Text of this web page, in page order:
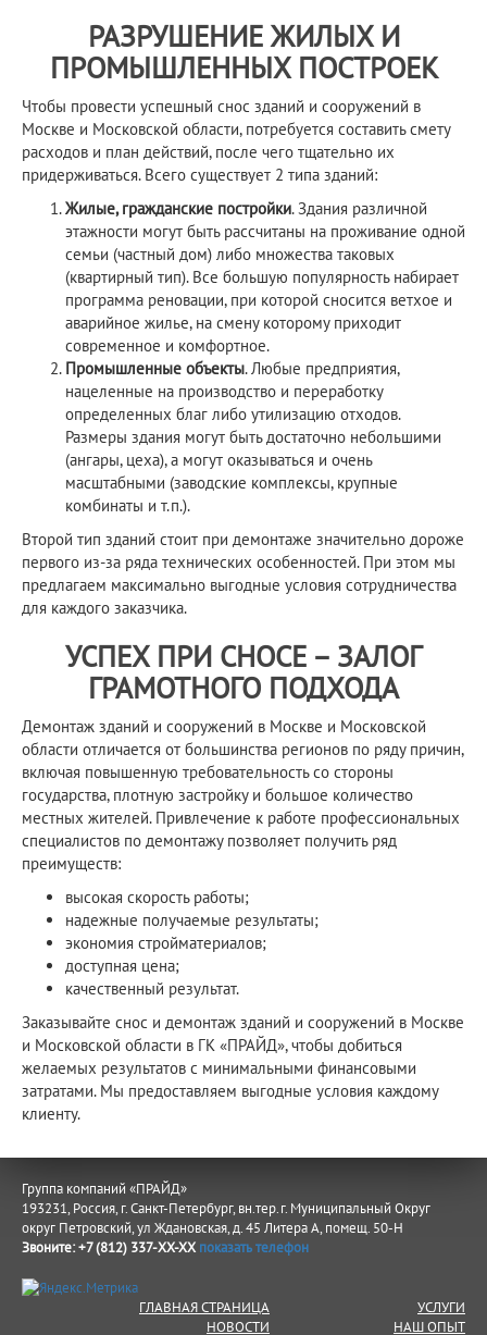
РАЗРУШЕНИЕ ЖИЛЫХ И
ПРОМЫШЛЕННЫХ ПОСТРОЕК
Чтобы провести успешный снос зданий и сооружений в
Москве и Московской области, потребуется составить смету
расходов и план действий, после чего тщательно их
придерживаться. Всего существует 2 типа зданий:
Жилые, гражданские постройки. Здания различной
этажности могут быть рассчитаны на проживание одной
семьи (частный дом) либо множества таковых
(квартирный тип). Все большую популярность набирает
программа реновации, при которой сносится ветхое и
аварийное жилье, на смену которому приходит
современное и комфортное.
Промышленные объекты. Любые предприятия,
нацеленные на производство и переработку
определенных благ либо утилизацию отходов.
Размеры здания могут быть достаточно небольшими
(ангары, цеха), а могут оказываться и очень
масштабными (заводские комплексы, крупные
комбинаты и т.п.).
Второй тип зданий стоит при демонтаже значительно дороже
первого из-за ряда технических особенностей. При этом мы
предлагаем максимально выгодные условия сотрудничества
для каждого заказчика.
УСПЕХ ПРИ СНОСЕ – ЗАЛОГ
ГРАМОТНОГО ПОДХОДА
Демонтаж зданий и сооружений в Москве и Московской
области отличается от большинства регионов по ряду причин,
включая повышенную требовательность со стороны
государства, плотную застройку и большое количество
местных жителей. Привлечение к работе профессиональных
специалистов по демонтажу позволяет получить ряд
преимуществ:
высокая скорость работы;
надежные получаемые результаты;
экономия стройматериалов;
доступная цена;
качественный результат.
Заказывайте снос и демонтаж зданий и сооружений в Москве
и Московской области в ГК «ПРАЙД», чтобы добиться
желаемых результатов с минимальными финансовыми
затратами. Мы предоставляем выгодные условия каждому
клиенту.
Группа компаний «ПРАЙД»
193231, Россия, г. Санкт-Петербург, вн.тер.г. Муниципальный Округ
округ Петровский, ул Ждановская, д. 45 Литера А, помещ. 50-Н
Звоните:+7 (812) 337-XX-XX показать телефон
ГЛАВНАЯ СТРАНИЦА
УСЛУГИ
НОВОСТИ
НАШ ОПЫТ